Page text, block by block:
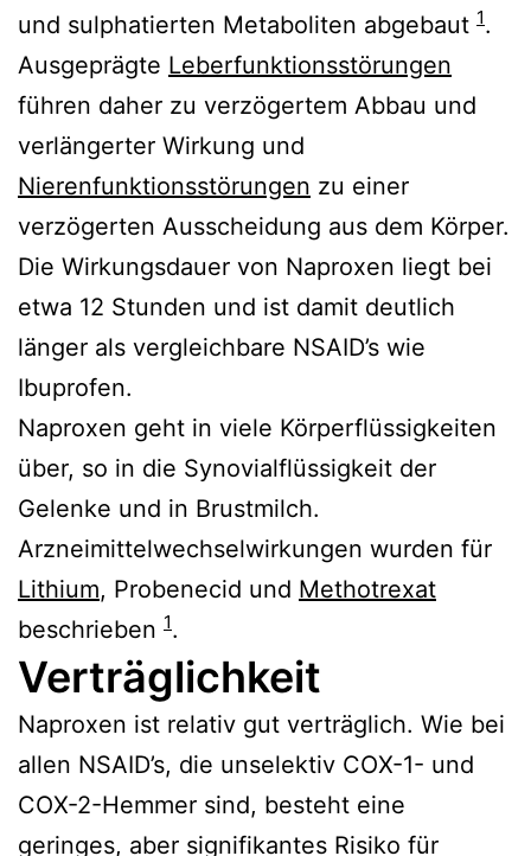
und sulphatierten Metaboliten abgebaut 1.
Ausgeprägte Leberfunktionsstörungen
führen daher zu verzögertem Abbau und
verlängerter Wirkung und
Nierenfunktionsstörungen zu einer
verzögerten Ausscheidung aus dem Körper.
Die Wirkungsdauer von Naproxen liegt bei
etwa 12 Stunden und ist damit deutlich
länger als vergleichbare NSAID’s wie
Ibuprofen.
Naproxen geht in viele Körperflüssigkeiten
über, so in die Synovialflüssigkeit der
Gelenke und in Brustmilch.
Arzneimittelwechselwirkungen wurden für
Lithium, Probenecid und Methotrexat
beschrieben 1.
Verträglichkeit
Naproxen ist relativ gut verträglich. Wie bei
allen NSAID’s, die unselektiv COX-1- und
COX-2-Hemmer sind, besteht eine
geringes, aber signifikantes Risiko für